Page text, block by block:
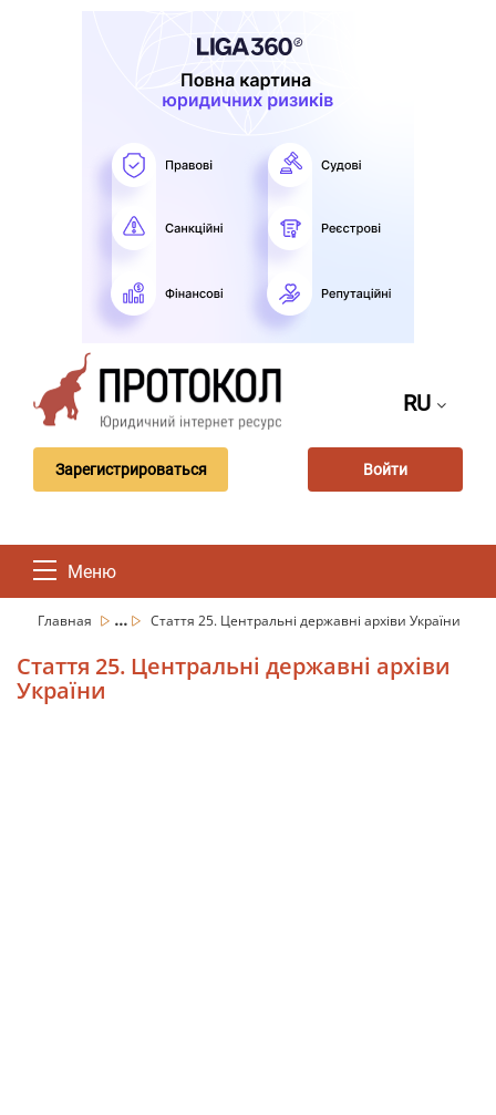
RU
Зарегистрироваться Войти
Меню
Главная ... Стаття 25. Центральні державні архіви України
Стаття 25. Центральні державні архіви
України